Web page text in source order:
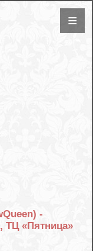
-
ТЦ «Пятница»